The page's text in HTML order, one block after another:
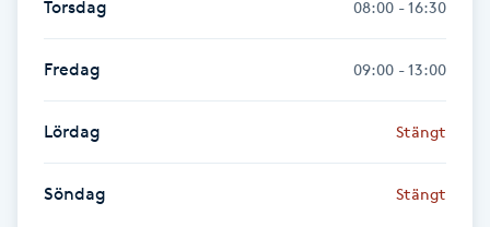
Fransförlängning Volym
Fransk manikyr
Fransrengöring
Frekvensterapi
Torsdag 08:00 - 16:30
Fredag 09:00 - 13:00
Lördag Stängt
Söndag Stängt